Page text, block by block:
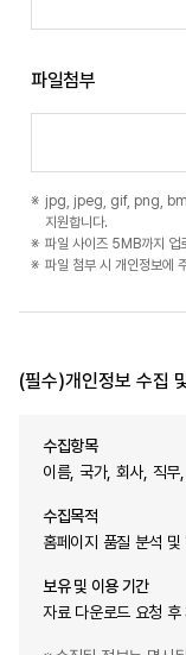
파일첨부
jpg, jpeg, gif, png,
지원합니다.
파일 사이즈 5MB까지 업
파일 첨부 시 개인정보에
(필수)개인정보 수집
수집항목
이름, 국가, 회사, 직무
수집목적
홈페이지 품질 분석
보유 및 이용 기간
자료 다운로드 요청 후